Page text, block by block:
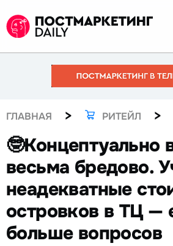
ГЛАВНАЯ > РИТЕЙЛ >
🤓Концептуально
весьма бредово.
неадекватные
островков в ТЦ —
больше вопросов